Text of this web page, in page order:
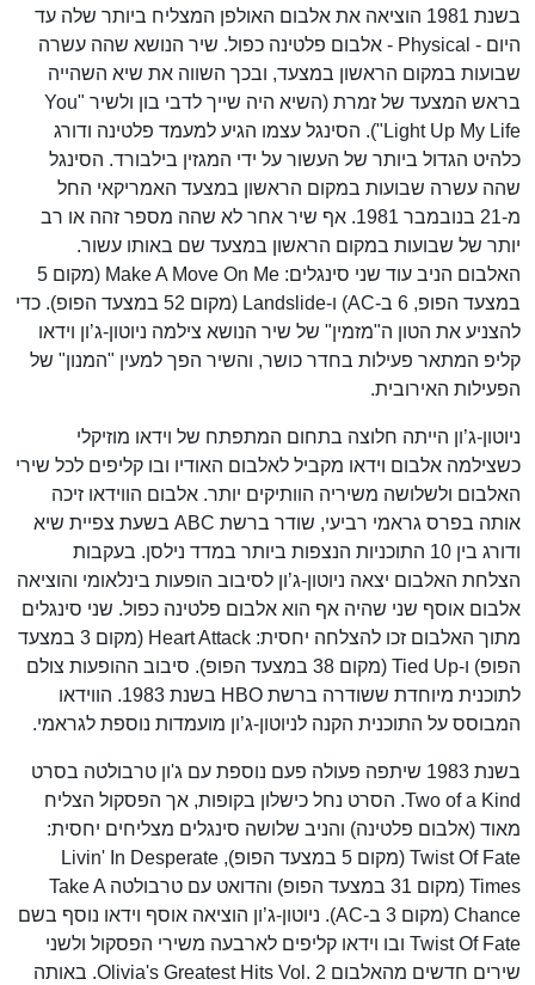
בשנת 1981 הוציאה את אלבום האולפן המצליח ביותר שלה עד
היום - Physical - אלבום פלטינה כפול. שיר הנושא שהה עשרה
שבועות במקום הראשון במצעד, ובכך השווה את שיא השהייה
בראש המצעד של זמרת (השיא היה שייך לדבי בון ולשיר "You
Light Up My Life"). הסינגל עצמו הגיע למעמד פלטינה ודורג
כלהיט הגדול ביותר של העשור על ידי המגזין בילבורד. הסינגל
שהה עשרה שבועות במקום הראשון במצעד האמריקאי החל
מ-21 בנובמבר 1981. אף שיר אחר לא שהה מספר זהה או רב
יותר של שבועות במקום הראשון במצעד שם באותו עשור.
האלבום הניב עוד שני סינגלים: Make A Move On Me (מקום 5
במצעד הפופ, 6 ב-AC) ו-Landslide (מקום 52 במצעד הפופ). כדי
להצניע את הטון ה"מזמין" של שיר הנושא צילמה ניוטון-ג’ון וידאו
קליפ המתאר פעילות בחדר כושר, והשיר הפך למעין "המנון" של
הפעילות האירובית.
ניוטון-ג’ון הייתה חלוצה בתחום המתפתח של וידאו מוזיקלי
כשצילמה אלבום וידאו מקביל לאלבום האודיו ובו קליפים לכל שירי
האלבום ולשלושה משיריה הוותיקים יותר. אלבום הווידאו זיכה
אותה בפרס גראמי רביעי, שודר ברשת ABC בשעת צפיית שיא
ודורג בין 10 התוכניות הנצפות ביותר במדד נילסן. בעקבות
הצלחת האלבום יצאה ניוטון-ג’ון לסיבוב הופעות בינלאומי והוציאה
אלבום אוסף שני שהיה אף הוא אלבום פלטינה כפול. שני סינגלים
מתוך האלבום זכו להצלחה יחסית: Heart Attack (מקום 3 במצעד
הפופ) ו-Tied Up (מקום 38 במצעד הפופ). סיבוב ההופעות צולם
לתוכנית מיוחדת ששודרה ברשת HBO בשנת 1983. הווידאו
המבוסס על התוכנית הקנה לניוטון-ג’ון מועמדות נוספת לגראמי.
בשנת 1983 שיתפה פעולה פעם נוספת עם ג'ון טרבולטה בסרט
Two of a Kind. הסרט נחל כישלון בקופות, אך הפסקול הצליח
מאוד (אלבום פלטינה) והניב שלושה סינגלים מצליחים יחסית:
Twist Of Fate (מקום 5 במצעד הפופ), Livin' In Desperate
Times (מקום 31 במצעד הפופ) והדואט עם טרבולטה Take A
Chance (מקום 3 ב-AC). ניוטון-ג’ון הוציאה אוסף וידאו נוסף בשם
Twist Of Fate ובו וידאו קליפים לארבעה משירי הפסקול ולשני
שירים חדשים מהאלבום Olivia's Greatest Hits Vol. 2. באותה